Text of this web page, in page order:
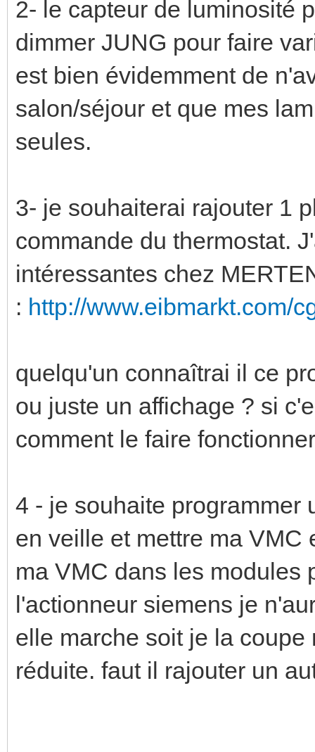
2- le capteur de luminosité
dimmer JUNG pour faire
est bien évidemment de
salon/séjour et que mes
seules.
3- je souhaiterai rajouter 1
commande du thermostat.
intéressantes chez
: http://www.eibmarkt.com/
quelqu'un connaîtrai il ce
ou juste un affichage ? si
comment le faire
4 - je souhaite programmer
en veille et mettre ma VMC
ma VMC dans les modules
l'actionneur siemens je
elle marche soit je la
réduite. faut il rajouter un